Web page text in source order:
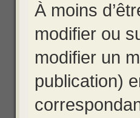
À moins
modifier ou
modifier un
publication)